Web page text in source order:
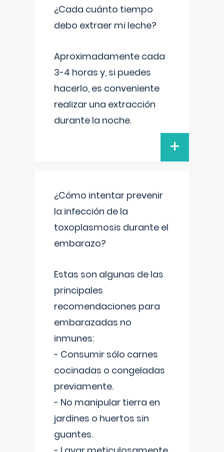
¿Cada cuánto tiempo
debo extraer mi leche?
Aproximadamente cada
3-4 horas y, si puedes
hacerlo, es conveniente
realizar una extracción
durante la noche.
+
¿Cómo intentar prevenir
la infección de la
toxoplasmosis durante el
embarazo?
Estas son algunas de las
principales
recomendaciones para
embarazadas no
inmunes:
- Consumir sólo carnes
cocinadas o congeladas
previamente.
- No manipular tierra en
jardines o huertos sin
guantes.